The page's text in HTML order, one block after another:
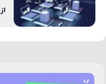
از NFT